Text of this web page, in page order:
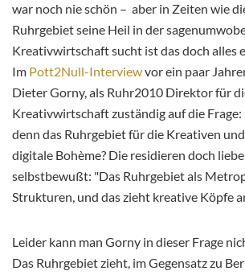
war noch nie schön – aber in Zeiten wie
Ruhrgebiet seine Heil in der
Kreativwirtschaft sucht ist das doch alles
Im Pott2Null-Interviewvor ein paar
Dieter Gorny, als Ruhr2010 Direktor für
Kreativwirtschaft zuständig auf die
denn das Ruhrgebiet für die Kreativen
digitale Bohème? Die residieren doch
selbstbewußt: "Das Ruhrgebiet als
Strukturen, und das zieht kreative Köpfe
Leider kann man Gorny in dieser Frage
Das Ruhrgebiet zieht, im Gegensatz zu